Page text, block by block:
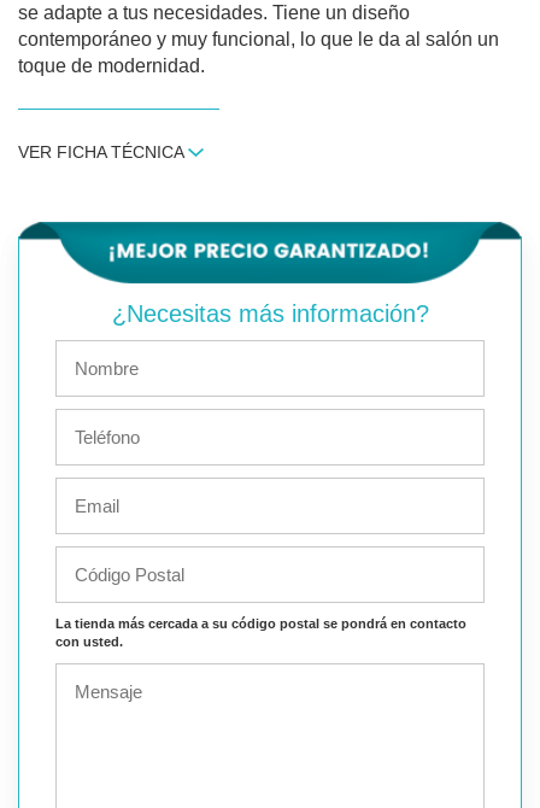
se adapte a tus necesidades. Tiene un diseño
contemporáneo y muy funcional, lo que le da al salón un
toque de modernidad.
VER FICHA TÉCNICA
¿Necesitas más información?
La tienda más cercada a su código postal se pondrá en contacto
con usted.